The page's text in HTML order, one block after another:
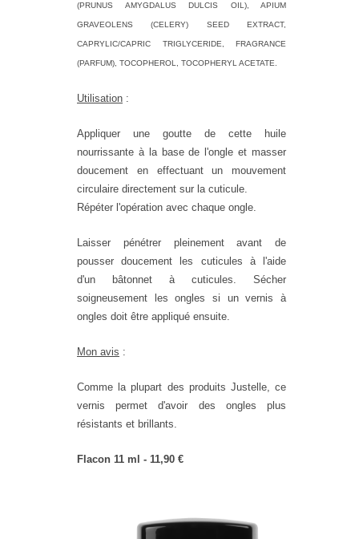
(PRUNUS AMYGDALUS DULCIS OIL), APIUM
GRAVEOLENS (CELERY) SEED EXTRACT,
CAPRYLIC/CAPRIC TRIGLYCERIDE, FRAGRANCE
(PARFUM), TOCOPHEROL, TOCOPHERYL ACETATE.
Utilisation :
Appliquer une goutte de cette huile
nourrissante à la base de l'ongle et masser
doucement en effectuant un mouvement
circulaire directement sur la cuticule.
Répéter l'opération avec chaque ongle.
Laisser pénétrer pleinement avant de
pousser doucement les cuticules à l'aide
d'un bâtonnet à cuticules. Sécher
soigneusement les ongles si un vernis à
ongles doit être appliqué ensuite.
Mon avis :
Comme la plupart des produits Justelle, ce
vernis permet d'avoir des ongles plus
résistants et brillants.
Flacon 11 ml - 11,90 €